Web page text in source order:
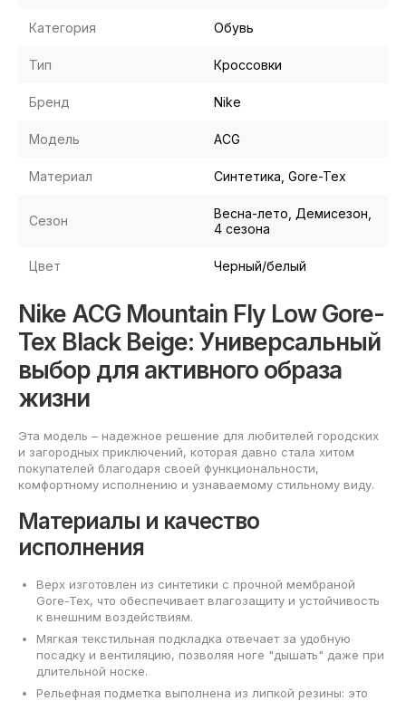
Категория Обувь
Тип Кроссовки
Бренд Nike
Модель ACG
Материал Синтетика, Gore-Tex
Сезон
Весна-лето, Демисезон,
4 сезона
Цвет Черный/белый
Nike ACG Mountain Fly Low Gore-
Tex Black Beige: Универсальный
выбор для активного образа
жизни
Эта модель – надежное решение для любителей городских
и загородных приключений, которая давно стала хитом
покупателей благодаря своей функциональности,
комфортному исполнению и узнаваемому стильному виду.
Материалы и качество
исполнения
Верх изготовлен из синтетики с прочной мембраной
Gore-Tex, что обеспечивает влагозащиту и устойчивость
к внешним воздействиям.
Мягкая текстильная подкладка отвечает за удобную
посадку и вентиляцию, позволяя ноге "дышать" даже при
длительной носке.
Рельефная подметка выполнена из липкой резины: это